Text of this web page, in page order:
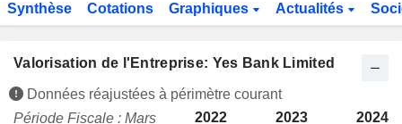
Synthèse Cotations Graphiques Actualités
Valorisation de l'Entreprise: Yes Bank Limited
Données réajustées à périmètre courant
Période Fiscale : Mars
2022 2023
2024